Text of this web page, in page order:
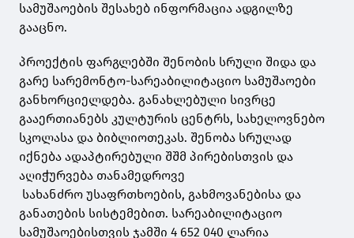
სამუშაოების შესახებ ინფორმაცია ადგილზე
გააცნო.
პროექტის ფარგლებში შენობის სრული შიდა და
გარე სარემონტო-სარეაბილიტაციო სამუშაოები
განხორციელდება. განახლებული სივრცე
გააერთიანებს კულტურის ცენტრს, სახელოვნებო
სკოლასა და ბიბლიოთეკას. შენობა სრულად
იქნება ადაპტირებული შშმ პირებისთვის და
აღიჭურვება თანამედროვე
სახანძრო უსაფრთხოების, გახმოვანებისა და
განათების სისტემებით. სარეაბილიტაციო
სამუშაოებისთვის ჯამში 4 652 040 ლარია